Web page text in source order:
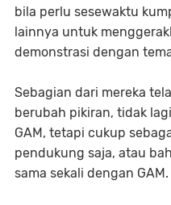
bila perlu sesewaktu
lainnya untuk
demonstrasi dengan
Sebagian dari mereka
berubah pikiran, tidak
GAM, tetapi cukup
pendukung saja, atau
sama sekali dengan GAM.